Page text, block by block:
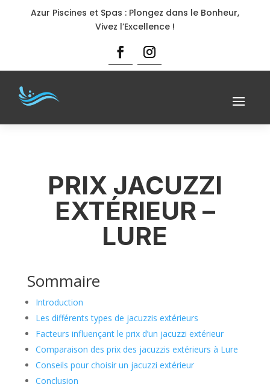
Azur Piscines et Spas : Plongez dans le Bonheur,
Vivez l’Excellence !
PRIX JACUZZI
EXTÉRIEUR –
LURE
Sommaire
Introduction
Les différents types de jacuzzis extérieurs
Facteurs influençant le prix d’un jacuzzi extérieur
Comparaison des prix des jacuzzis extérieurs à Lure
Conseils pour choisir un jacuzzi extérieur
Conclusion